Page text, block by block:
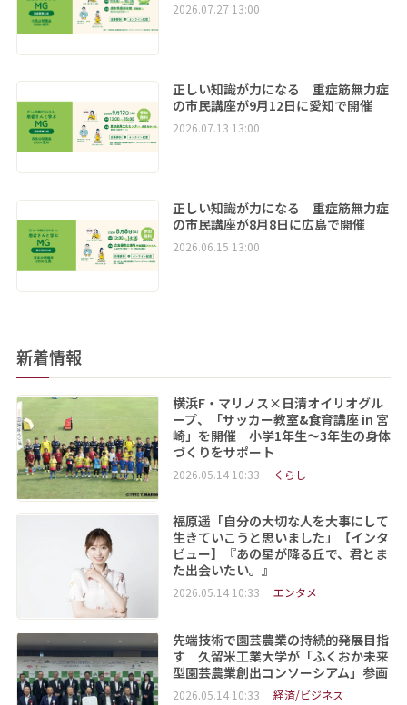
2026.07.27 13:00
正しい知識が力になる 重症筋無力症
の市民講座が9月12日に愛知で開催
2026.07.13 13:00
正しい知識が力になる 重症筋無力症
の市民講座が8月8日に広島で開催
2026.06.15 13:00
新着情報
横浜F・マリノス×日清オイリオグル
ープ、「サッカー教室&食育講座 in 宮
崎」を開催 小学1年生～3年生の身体
づくりをサポート
2026.05.14 10:33 くらし
福原遥「自分の大切な人を大事にして
生きていこうと思いました」【インタ
ビュー】『あの星が降る丘で、君とま
た出会いたい。』
2026.05.14 10:33 エンタメ
先端技術で園芸農業の持続的発展目指
す 久留米工業大学が「ふくおか未来
型園芸農業創出コンソーシアム」参画
2026.05.14 10:33 経済/ビジネス